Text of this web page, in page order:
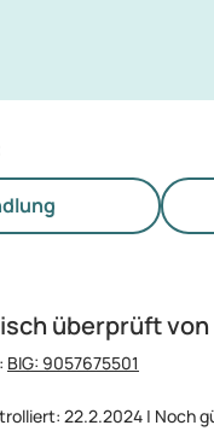
überprüft von
: BIG: 9057675501
22.2.2024 | Noch